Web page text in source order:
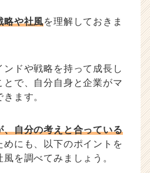
略や社風を理解しておきま
ドや戦略を持って成長し
とで、自分自身と企業がマ
ます。
、自分の考えと合っている
めにも、以下のポイントを
を調べてみましょう。